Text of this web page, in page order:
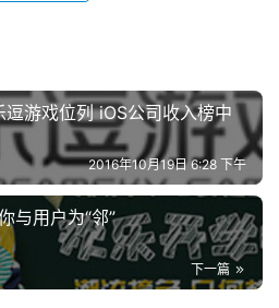
游戏位列 iOS公司收入榜中
2016年10月19日 6:28 下午
与用户为“邻”
下一篇